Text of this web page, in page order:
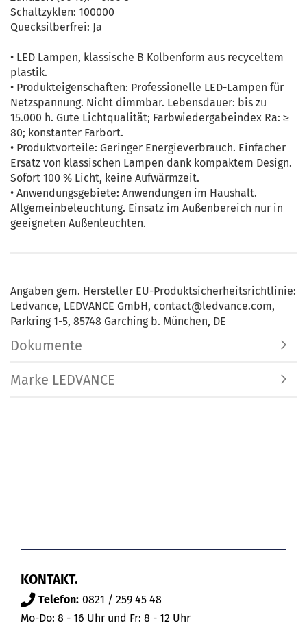
Schaltzyklen: 100000
Quecksilberfrei: Ja
• LED Lampen, klassische B Kolbenform aus recyceltem
plastik.
• Produkteigenschaften: Professionelle LED-Lampen für
Netzspannung. Nicht dimmbar. Lebensdauer: bis zu
15.000 h. Gute Lichtqualität; Farbwiedergabeindex Ra: ≥
80; konstanter Farbort.
• Produktvorteile: Geringer Energieverbrauch. Einfacher
Ersatz von klassischen Lampen dank kompaktem Design.
Sofort 100 % Licht, keine Aufwärmzeit.
• Anwendungsgebiete: Anwendungen im Haushalt.
Allgemeinbeleuchtung. Einsatz im Außenbereich nur in
geeigneten Außenleuchten.
Angaben gem. Hersteller EU-Produktsicherheitsrichtlinie:
Ledvance, LEDVANCE GmbH, contact@ledvance.com,
Parkring 1-5, 85748 Garching b. München, DE
Dokumente
Marke LEDVANCE
KONTAKT.
Telefon: 0821 / 259 45 48
Mo-Do: 8 - 16 Uhr und Fr: 8 - 12 Uhr